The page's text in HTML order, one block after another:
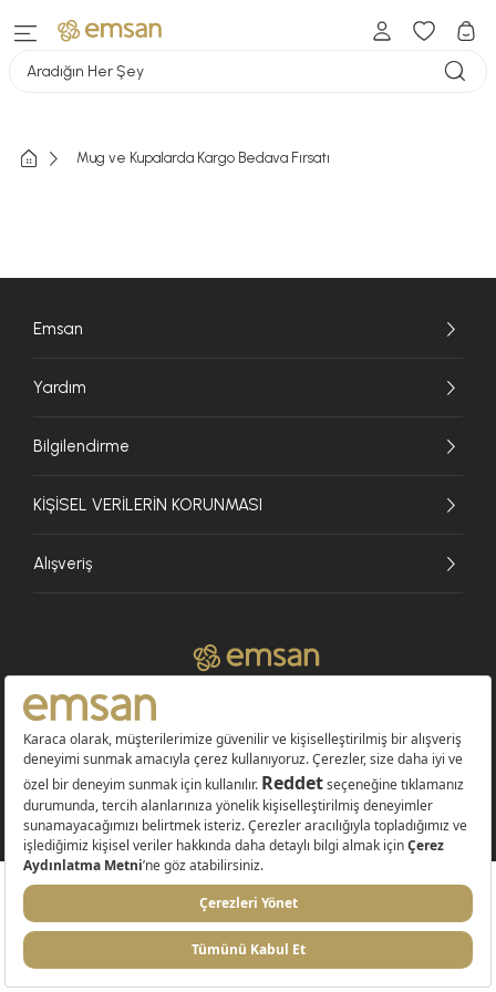
Aradığın Her Şey
Mug ve Kupalarda Kargo Bedava Fırsatı
Emsan
Yardım
Bilgilendirme
KİŞİSEL VERİLERİN KORUNMASI
Alışveriş
© 2026 EMSAN A.Ş. Tüm Hakları Saklıdır